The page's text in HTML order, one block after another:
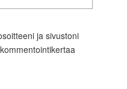
ja sivustoni